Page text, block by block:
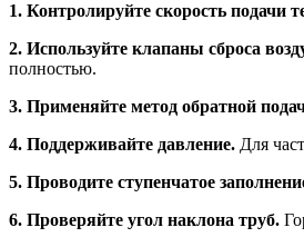
1. Контролируйте скорость подачи
2. Используйте клапаны сброса
полностью.
3. Применяйте метод обратной
4. Поддерживайте давление. Для
5. Проводите ступенчатое
6. Проверяйте угол наклона труб.